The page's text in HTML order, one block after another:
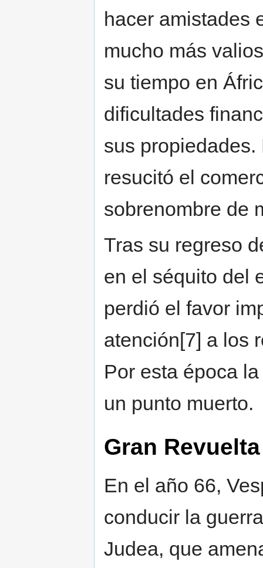
hacer amistades
mucho más
su tiempo en
dificultades
sus
resucitó el
sobrenombre de
Tras su regreso
en el séquito del
perdió el favor
atención[7] a los
Por esta época
un punto muerto.
Gran
En el año 66,
conducir la
Judea, que